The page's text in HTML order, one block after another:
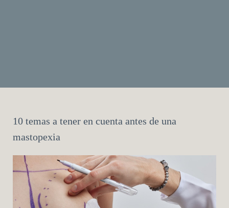
10 temas a tener en cuenta antes de una
mastopexia